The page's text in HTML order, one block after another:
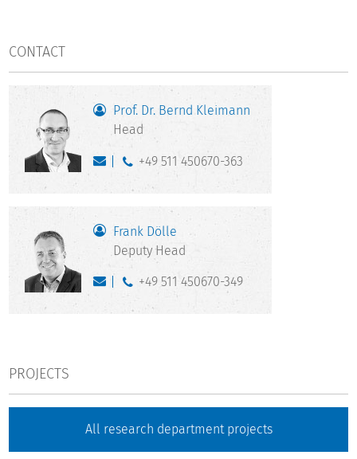
CONTACT
Prof. Dr. Bernd Kleimann
Head
+49 511 450670-363
Frank Dölle
Deputy Head
+49 511 450670-349
PROJECTS
All research department projects